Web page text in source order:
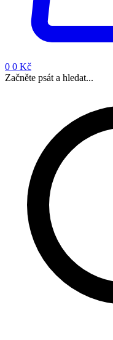
0 0 Kč
Začněte psát a hledat...